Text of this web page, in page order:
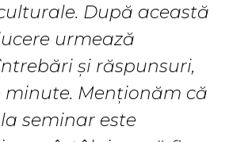
După această
urmează
și răspunsuri,
minute. Menționăm că
seminar este